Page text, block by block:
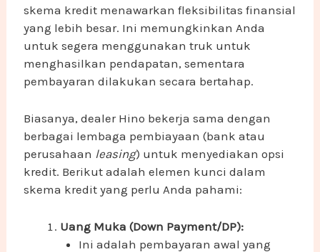
skema kredit menawarkan fleksibilitas finansial
yang lebih besar. Ini memungkinkan Anda
untuk segera menggunakan truk untuk
menghasilkan pendapatan, sementara
pembayaran dilakukan secara bertahap.
Biasanya, dealer Hino bekerja sama dengan
berbagai lembaga pembiayaan (bank atau
perusahaan leasing) untuk menyediakan opsi
kredit. Berikut adalah elemen kunci dalam
skema kredit yang perlu Anda pahami:
Uang Muka (Down Payment/DP):
Ini adalah pembayaran awal yang